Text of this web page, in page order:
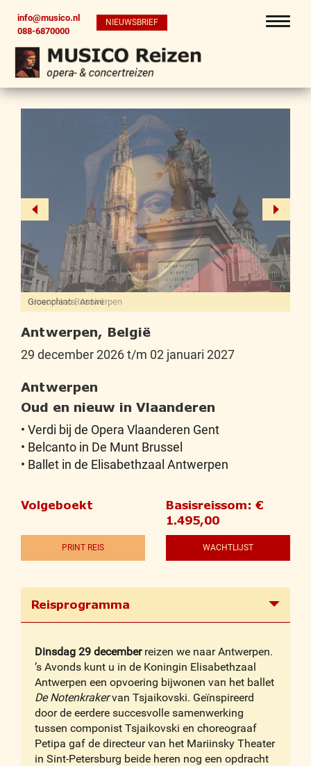
info@musico.nl
088-6870000
NIEUWSBRIEF
Gioacchino Rossini
Antwerpen, België
29 december 2026 t/m 02 januari 2027
Antwerpen
Oud en nieuw in Vlaanderen
• Verdi bij de Opera Vlaanderen Gent
• Belcanto in De Munt Brussel
• Ballet in de Elisabethzaal Antwerpen
Volgeboekt
Basisreissom: €
1.495,00
PRINT REIS WACHTLIJST
Reisprogramma
Dinsdag 29 decemberreizen we naar Antwerpen.
’s Avonds kunt u in de Koningin Elisabethzaal
Antwerpen een opvoering bijwonen van het ballet
De Notenkrakervan Tsjaikovski. Geïnspireerd
door de eerdere succesvolle samenwerking
tussen componist Tsjaikovski en choreograaf
Petipa gaf de directeur van het Mariinsky Theater
in Sint-Petersburg beide heren nog een opdracht